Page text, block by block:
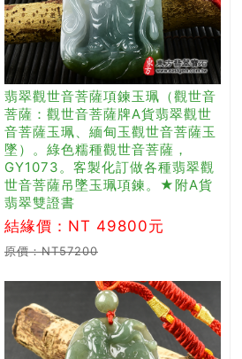
翡翠觀世音菩薩項鍊玉珮（觀世音
菩薩：觀世音菩薩牌A貨翡翠觀世
音菩薩玉珮、緬甸玉觀世音菩薩玉
墜）。綠色糯種觀世音菩薩，
GY1073。客製化訂做各種翡翠觀
世音菩薩吊墜玉珮項鍊。★附A貨
翡翠雙證書
結緣價：NT 49800元
原價：NT57200